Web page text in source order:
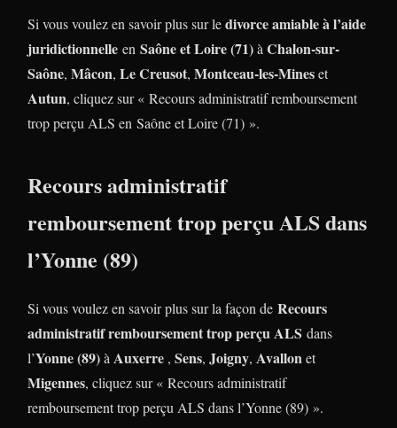
Si vous voulez en savoir plus sur ledivorce amiable à l’aide
juridictionnelle en Saône et Loire (71)à Chalon-sur-
Saône, Mâcon, Le Creusot, Montceau-les-Mineset
Autun, cliquez sur « Recours administratif remboursement
trop perçu ALS en Saône et Loire (71) ».
Recours administratif
remboursement trop perçu ALS dans
l’Yonne (89)
Si vous voulez en savoir plus sur la façon de Recours
administratif remboursement trop perçu ALS dans
l’Yonne (89)à Auxerre , Sens, Joigny, Avallonet
Migennes, cliquez sur « Recours administratif
remboursement trop perçu ALS dans l’Yonne (89) ».